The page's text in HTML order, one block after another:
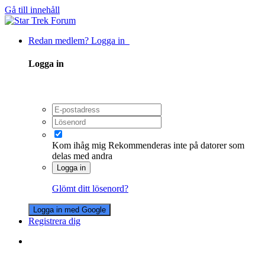
Gå till innehåll
Redan medlem? Logga in
Logga in
Kom ihåg mig Rekommenderas inte på datorer som
delas med andra
Logga in
Glömt ditt lösenord?
Logga in med Google
Registrera dig